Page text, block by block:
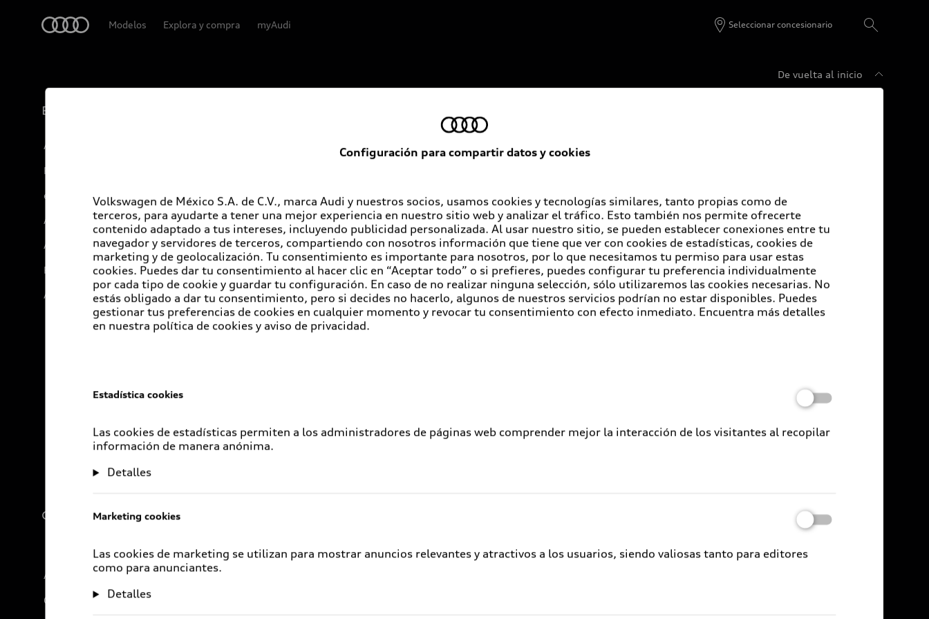
Modelos Explora y compra myAudi Seleccionar concesionario
De vuelta al inicio
Experiencia
Audi Sport
Promociones
e-Newsletter
Audi internacional
Audi Go Green
Próximo Destino
Audi Exclusive
Audi Financial Services
Seguro Audi Safe
Atención a clientes
Audi Connect
Servicio Audi
Audi Corporate
Concesionarios Audi Certified :plus
Compañía
Audi México
Comité Ejecutivo
Configuración para compartir datos y cookies
Volkswagen de México S.A. de C.V., marca Audi y nuestros socios, usamos cookies y tecnologías similares, tanto propias como de
terceros, para ayudarte a tener una mejor experiencia en nuestro sitio web y analizar el tráfico. Esto también nos permite ofrecerte
contenido adaptado a tus intereses, incluyendo publicidad personalizada. Al usar nuestro sitio, se pueden establecer conexiones entre tu
navegador y servidores de terceros, compartiendo con nosotros información que tiene que ver con cookies de estadísticas, cookies de
marketing y de geolocalización. Tu consentimiento es importante para nosotros, por lo que necesitamos tu permiso para usar estas
cookies. Puedes dar tu consentimiento al hacer clic en “Aceptar todo” o si prefieres, puedes configurar tu preferencia individualmente
por cada tipo de cookie y guardar tu configuración. En caso de no realizar ninguna selección, sólo utilizaremos las cookies necesarias. No
estás obligado a dar tu consentimiento, pero si decides no hacerlo, algunos de nuestros servicios podrían no estar disponibles. Puedes
gestionar tus preferencias de cookies en cualquier momento y revocar tu consentimiento con efecto inmediato. Encuentra más detalles
en nuestra política de cookies y aviso de privacidad.
Estadística cookies
Las cookies de estadísticas permiten a los administradores de páginas web comprender mejor la interacción de los visitantes al recopilar
información de manera anónima.
Detalles
Marketing cookies
Las cookies de marketing se utilizan para mostrar anuncios relevantes y atractivos a los usuarios, siendo valiosas tanto para editores
como para anunciantes.
Detalles